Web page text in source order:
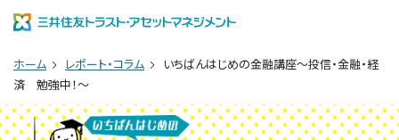
ホーム レポート・コラム
いちばんはじめの金融講座～投信・金融・経
済 勉強中！～